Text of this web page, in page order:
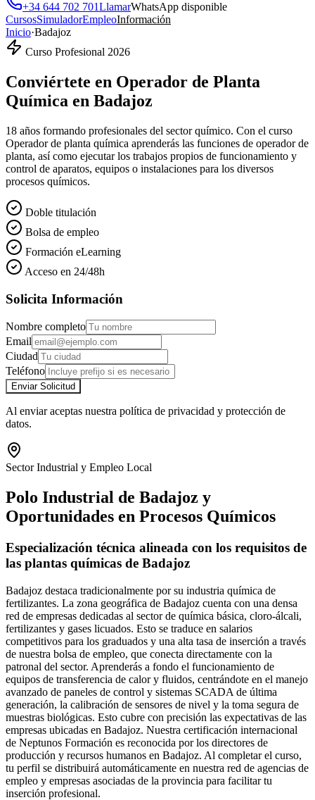
+34 644 702 701LlamarWhatsApp disponible
CursosSimuladorEmpleoInformación
Inicio·Badajoz
Curso Profesional 2026
Conviértete en Operador de Planta
Química en Badajoz
18 años formando profesionales del sector químico. Con el curso
Operador de planta química aprenderás las funciones de operador de
planta, así como ejecutar los trabajos propios de funcionamiento y
control de aparatos, equipos o instalaciones para los diversos
procesos químicos.
Doble titulación
Bolsa de empleo
Formación eLearning
Acceso en 24/48h
Solicita Información
Nombre completo
Email
Ciudad
Teléfono
Enviar Solicitud
Al enviar aceptas nuestra política de privacidad y protección de
datos.
Sector Industrial y Empleo Local
Polo Industrial de Badajoz y
Oportunidades en Procesos Químicos
Especialización técnica alineada con los requisitos de
las plantas químicas de Badajoz
Badajoz destaca tradicionalmente por su industria química de
fertilizantes. La zona geográfica de Badajoz cuenta con una densa
red de empresas dedicadas al sector de química básica, cloro-álcali,
fertilizantes y gases licuados. Esto se traduce en salarios
competitivos para los graduados y una alta tasa de inserción a través
de nuestra bolsa de empleo, que conecta directamente con la
patronal del sector. Aprenderás a fondo el funcionamiento de
equipos de transferencia de calor y fluidos, centrándote en el manejo
avanzado de paneles de control y sistemas SCADA de última
generación, la calibración de sensores de nivel y la toma segura de
muestras biológicas. Esto cubre con precisión las expectativas de las
empresas ubicadas en Badajoz. Nuestra certificación internacional
de Neptunos Formación es reconocida por los directores de
producción y recursos humanos en Badajoz. Al completar el curso,
tu perfil se distribuirá automáticamente en nuestra red de agencias de
empleo y empresas asociadas de la provincia para facilitar tu
inserción profesional.